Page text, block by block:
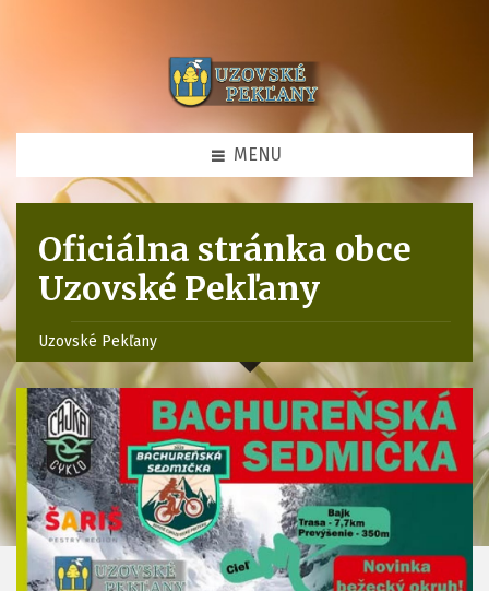
MENU
Oficiálna stránka obce
Uzovské Pekľany
Uzovské Pekľany